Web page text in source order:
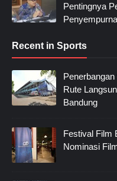
Pentingnya
Recent in Sports
Rute
Bandung
Festival Film
Nominasi